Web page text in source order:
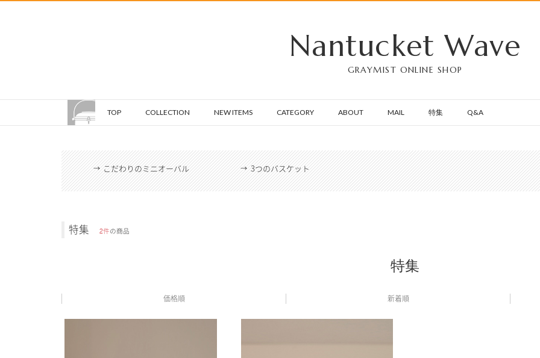
Nantucket Wave
GRAYMIST ONLINE SHOP
TOP COLLECTION NEW ITEMS CATEGORY ABOUT MAIL 特集 Q&A
こだわりのミニオーバル 3つのバスケット
特集 2件の商品
特集
価格順 新着順